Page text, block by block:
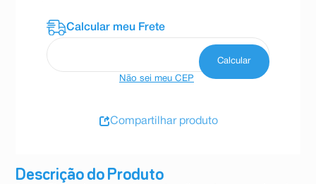
Descrição do Produto
Não sei meu CEP
Compartilhar produto